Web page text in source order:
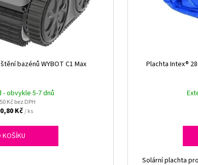
bazénů WYBOT C1 Max
- obvykle 5-7 dnů
Kč bez DPH
Kč/ ks
KOŠÍKU
Plachta Intex®
Solární plachta